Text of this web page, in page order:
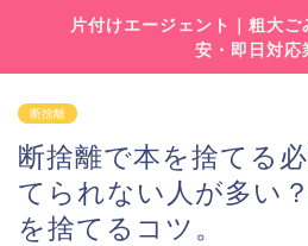
片付けエージェント｜粗大
安・即日対応
断捨離
断捨離で本を捨てる
てられない人が多い
を捨てるコツ。